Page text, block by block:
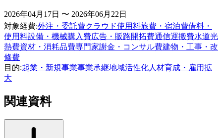
2026年04月17日 〜 2026年06月22日
対象経費:外注・委託費クラウド使用料旅費・宿泊費借料・
使用料設備・機械購入費広告・販路開拓費通信運搬費水道光
熱費資材・消耗品費専門家謝金・コンサル費建物・工事・改
修費
目的:起業・新規事業事業承継地域活性化人材育成・雇用拡
大
関連資料